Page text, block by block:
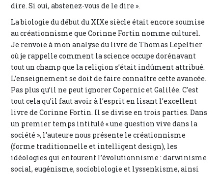
dire. Si oui, abstenez-vous de le dire ».
La biologie du début du XIXe siècle était encore soumise
au créationnisme que Corinne Fortin nomme culturel.
Je renvoie à mon analyse du livre de Thomas Lepeltier
où je rappelle comment la science occupe dorénavant
tout un champ que la religion s’était indûment attribué.
L’enseignement se doit de faire connaître cette avancée.
Pas plus qu’il ne peut ignorer Copernic et Galilée. C’est
tout cela qu’il faut avoir à l’esprit en lisant l’excellent
livre de Corinne Fortin. Il se divise en trois parties. Dans
un premier temps intitulé « une question vive dans la
société », l’auteure nous présente le créationnisme
(forme traditionnelle et intelligent design), les
idéologies qui entourent l’évolutionnisme : darwinisme
social, eugénisme, sociobiologie et lyssenkisme, ainsi